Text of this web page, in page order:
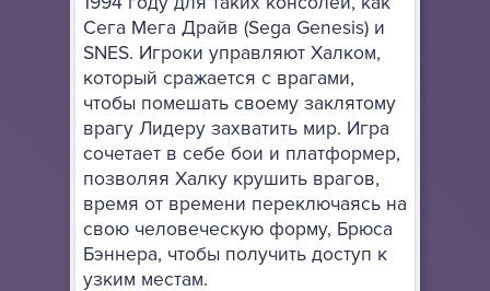
Сега Мега Драйв (Sega Genesis) и
SNES. Игроки управляют Халком,
который сражается с врагами,
чтобы помешать своему заклятому
врагу Лидеру захватить мир. Игра
сочетает в себе бои и платформер,
позволяя Халку крушить врагов,
время от времени переключаясь на
свою человеческую форму, Брюса
Бэннера, чтобы получить доступ к
узким местам.